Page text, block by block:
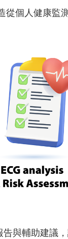
個人健康監
與輔助建議